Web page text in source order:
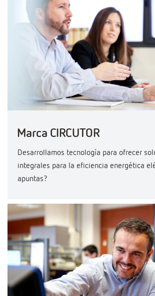
Marca CIRCUTOR
Desarrollamos tecnología para ofrecer
integrales para la eficiencia energética
apuntas?